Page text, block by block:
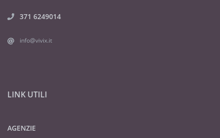
371 6249014
info@vivix.it
LINK UTILI
AGENZIE